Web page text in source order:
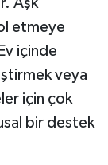
Aşk
etmeye
içinde
veya
için çok
bir destek